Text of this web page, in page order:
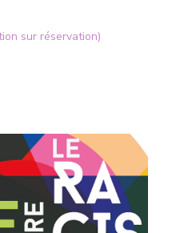
sur réservation)